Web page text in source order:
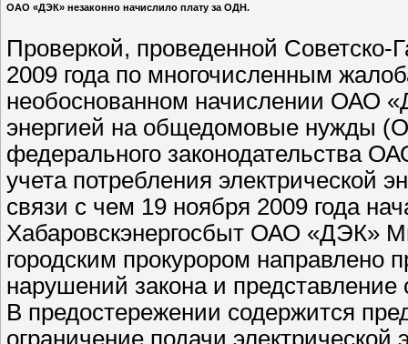
ОАО «ДЭК» незаконно начислило плату за ОДН.
Проверкой, проведенной Советско-
2009 года по многочисленным
необоснованном начислении ОАО
энергией на общедомовые нужды
федерального законодательства
учета потребления электрической
связи с чем 19 ноября 2009 года
Хабаровскэнергосбыт ОАО «ДЭК»
городским прокурором направлено
нарушений закона и
В предостережении содержится
ограничение подачи